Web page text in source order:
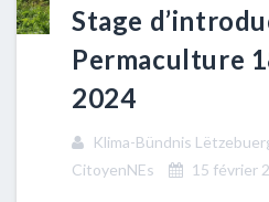
Stage
Permaculture
2024
Klima-Bündnis
CitoyenNEs
15 février